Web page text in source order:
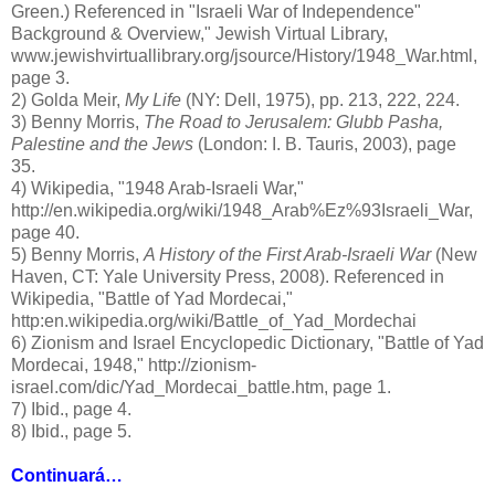
Green.) Referenced in "Israeli War of Independence"
Background & Overview," Jewish Virtual Library,
www.jewishvirtuallibrary.org/jsource/History/1948_War.html,
page 3.
2) Golda Meir, My Life (NY: Dell, 1975), pp. 213, 222, 224.
3) Benny Morris, The Road to Jerusalem: Glubb Pasha,
Palestine and the Jews (London: I. B. Tauris, 2003), page
35.
4) Wikipedia, "1948 Arab-Israeli War,"
http://en.wikipedia.org/wiki/1948_Arab%Ez%93Israeli_War,
page 40.
5) Benny Morris, A History of the First Arab-Israeli War(New
Haven, CT: Yale University Press, 2008). Referenced in
Wikipedia, "Battle of Yad Mordecai,"
http:en.wikipedia.org/wiki/Battle_of_Yad_Mordechai
6) Zionism and Israel Encyclopedic Dictionary, "Battle of Yad
Mordecai, 1948," http://zionism-
israel.com/dic/Yad_Mordecai_battle.htm, page 1.
7) Ibid., page 4.
8) Ibid., page 5.
Continuará…